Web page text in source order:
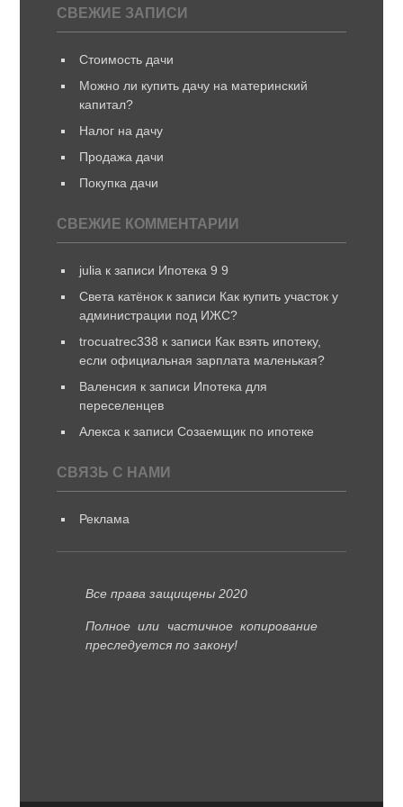
СВЕЖИЕ ЗАПИСИ
Стоимость дачи
Можно ли купить дачу на материнский
капитал?
Налог на дачу
Продажа дачи
Покупка дачи
СВЕЖИЕ КОММЕНТАРИИ
julia к записи Ипотека 9 9
Света катёнокк записи Как купить участок у
администрации под ИЖС?
trocuatrec338 к записи Как взять ипотеку,
если официальная зарплата маленькая?
Валенсия к записи Ипотека для
переселенцев
Алекса к записи Созаемщик по ипотеке
СВЯЗЬ С НАМИ
Реклама
Все права защищены 2020
Полное или частичное копирование
преследуется по закону!